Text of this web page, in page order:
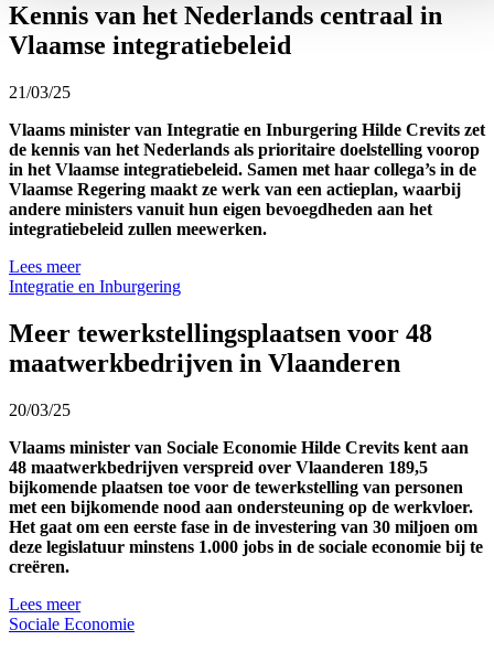
Kennis van het Nederlands centraal in
Vlaamse integratiebeleid
21/03/25
Vlaams minister van Integratie en Inburgering Hilde Crevits zet
de kennis van het Nederlands als prioritaire doelstelling voorop
in het Vlaamse integratiebeleid. Samen met haar collega’s in de
Vlaamse Regering maakt ze werk van een actieplan, waarbij
andere ministers vanuit hun eigen bevoegdheden aan het
integratiebeleid zullen meewerken.
Lees meer
Integratie en Inburgering
Meer tewerkstellingsplaatsen voor 48
maatwerkbedrijven in Vlaanderen
20/03/25
Vlaams minister van Sociale Economie Hilde Crevits kent aan
48 maatwerkbedrijven verspreid over Vlaanderen 189,5
bijkomende plaatsen toe voor de tewerkstelling van personen
met een bijkomende nood aan ondersteuning op de werkvloer.
Het gaat om een eerste fase in de investering van 30 miljoen om
deze legislatuur minstens 1.000 jobs in de sociale economie bij te
creëren.
Lees meer
Sociale Economie